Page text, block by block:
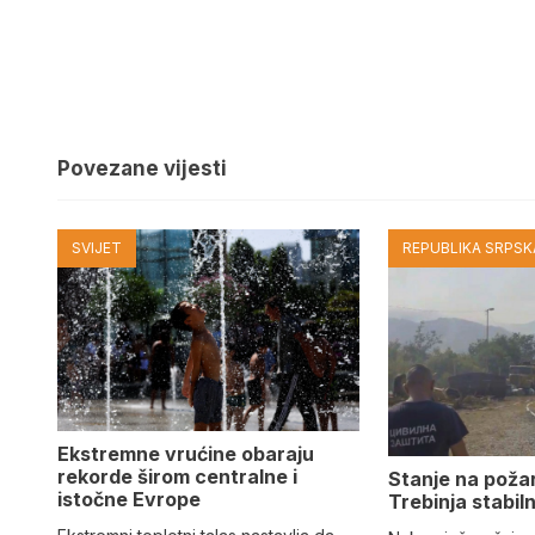
Povezane vijesti
SVIJET
Ekstremne vrućine obaraju
rekorde širom centralne i
istočne Evrope
REPUBLIKA
Stanje na
Trebinja